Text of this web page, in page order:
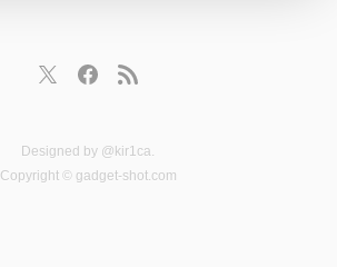
Designed by @kir1ca.
Copyright © gadget-shot.com